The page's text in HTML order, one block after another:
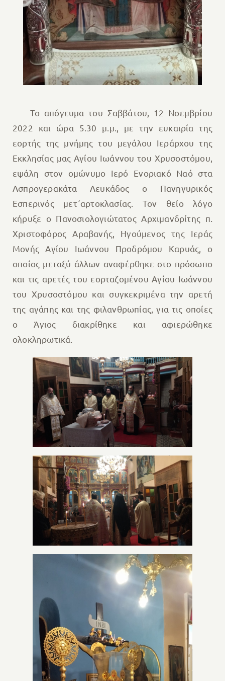
Το απόγευμα του Σαββάτου, 12 Νοεμβρίου
2022 και ώρα 5.30 μ.μ., με την ευκαιρία της
εορτής της μνήμης του μεγάλου Ιεράρχου της
Εκκλησίας μας Αγίου Ιωάννου του Χρυσοστόμου,
εψάλη στον ομώνυμο Ιερό Ενοριακό Ναό στα
Ασπρογερακάτα Λευκάδος ο Πανηγυρικός
Εσπερινός μετ´αρτοκλασίας. Τον θείο λόγο
κήρυξε ο Πανοσιολογιώτατος Αρχιμανδρίτης π.
Χριστοφόρος Αραβανής, Ηγούμενος της Ιεράς
Μονής Αγίου Ιωάννου Προδρόμου Καρυάς, ο
οποίος μεταξύ άλλων αναφέρθηκε στο πρόσωπο
και τις αρετές του εορταζομένου Αγίου Ιωάννου
του Χρυσοστόμου και συγκεκριμένα την αρετή
της αγάπης και της φιλανθρωπίας, για τις οποίες
ο Άγιος διακρίθηκε και αφιερώθηκε
ολοκληρωτικά.